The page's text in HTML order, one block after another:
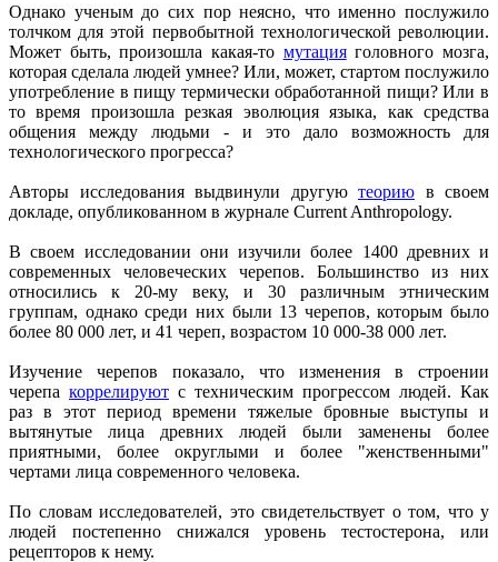
Однако ученым до сих пор неясно, что именно послужило
толчком для этой первобытной технологической революции.
Может быть, произошла какая-то мутацияголовного мозга,
которая сделала людей умнее? Или, может, стартом послужило
употребление в пищу термически обработанной пищи? Или в
то время произошла резкая эволюция языка, как средства
общения между людьми - и это дало возможность для
технологического прогресса?
Авторы исследования выдвинули другую теорию в своем
докладе, опубликованном в журнале Current Anthropology.
В своем исследовании они изучили более 1400 древних и
современных человеческих черепов. Большинство из них
относились к 20-му веку, и 30 различным этническим
группам, однако среди них были 13 черепов, которым было
более 80 000 лет, и 41 череп, возрастом 10 000-38 000 лет.
Изучение черепов показало, что изменения в строении
черепа коррелируют с техническим прогрессом людей. Как
раз в этот период времени тяжелые бровные выступы и
вытянутые лица древних людей были заменены более
приятными, более округлыми и более "женственными"
чертами лица современного человека.
По словам исследователей, это свидетельствует о том, что у
людей постепенно снижался уровень тестостерона, или
рецепторов к нему.